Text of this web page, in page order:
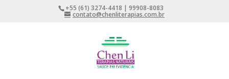
+55 (61) 3274-4418 | 99908-8083
contato@chenliterapias.com.br